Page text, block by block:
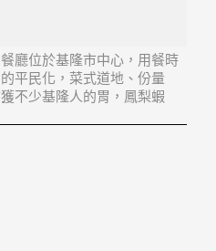
廳位於基隆市中心，用餐時
平民化，菜式道地、份量
不少基隆人的胃，鳳梨蝦